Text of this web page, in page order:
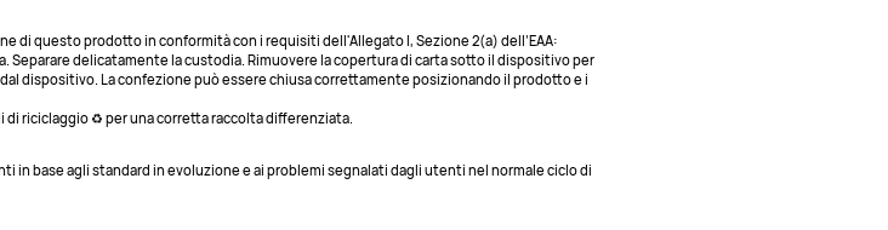
di questo prodotto in conformità con i requisiti dell'Allegato I, Sezione 2(a) dell’EAA:
Separare delicatamente la custodia. Rimuovere la copertura di carta sotto il dispositivo per
dispositivo. La confezione può essere chiusa correttamente posizionando il prodotto e i
di riciclaggio ♻️ per una corretta raccolta differenziata.
in base agli standard in evoluzione e ai problemi segnalati dagli utenti nel normale ciclo di